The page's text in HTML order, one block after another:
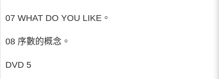
07 WHAT DO YOU LIKE。
08 序數的概念。
DVD 5